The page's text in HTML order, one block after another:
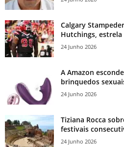
Calgary
Hutchings, estrela
24 Junho 2026
A Amazon
brinquedos
24 Junho 2026
Tiziana Rocca
festivais
24 Junho 2026